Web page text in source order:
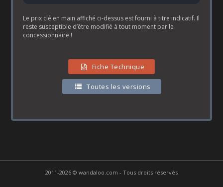
Le prix clé en main affiché ci-dessus est fourni à titre indicatif. Il
reste susceptible d’être modifié à tout moment par le
concessionnaire !
Fiche Technique
Toutes les versions
2011-2026 © wandaloo.com - Tous droits réservés